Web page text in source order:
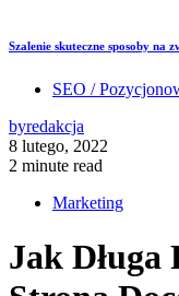
Szalenie skuteczne sposoby na
SEO /
byredakcja
8 lutego, 2022
2 minute read
Marketing
Jak Długa